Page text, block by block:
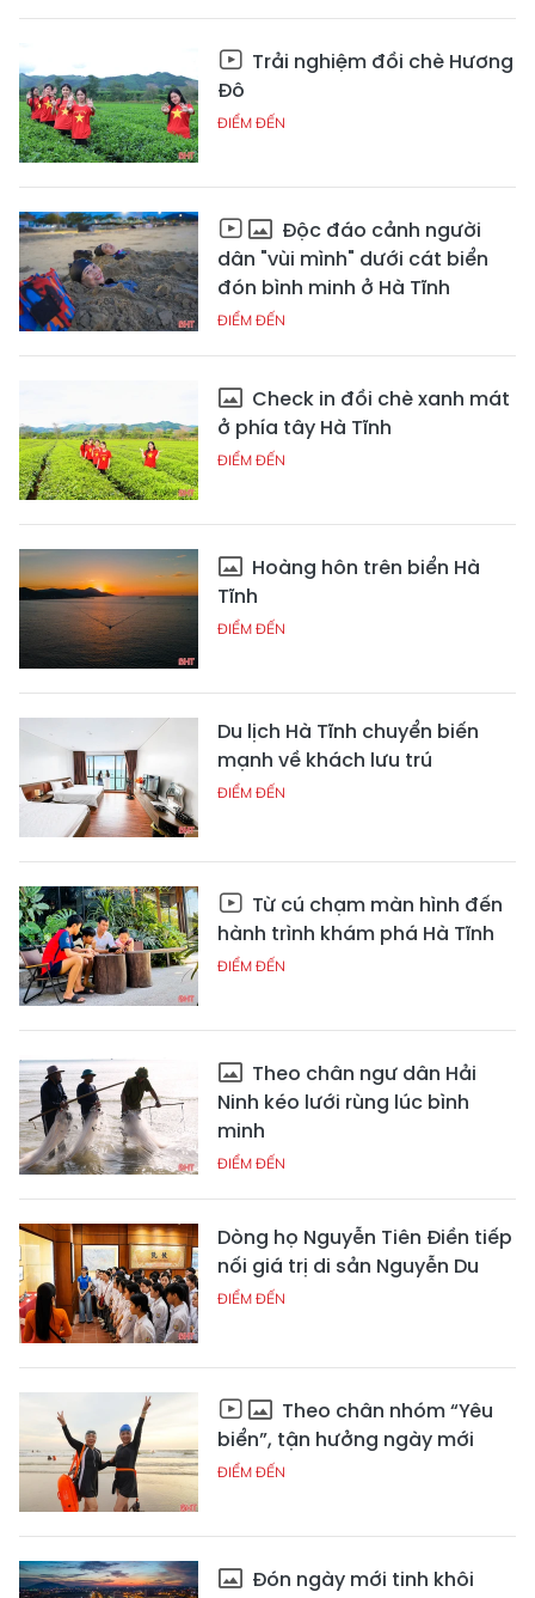
Trải nghiệm đồi chè Hương
Đô
ĐIỂM ĐẾN
Độc đáo cảnh người
dân "vùi mình" dưới cát biển
đón bình minh ở Hà Tĩnh
ĐIỂM ĐẾN
Check in đồi chè xanh mát
ở phía tây Hà Tĩnh
ĐIỂM ĐẾN
Hoàng hôn trên biển Hà
Tĩnh
ĐIỂM ĐẾN
Du lịch Hà Tĩnh chuyển biến
mạnh về khách lưu trú
ĐIỂM ĐẾN
Từ cú chạm màn hình đến
hành trình khám phá Hà Tĩnh
ĐIỂM ĐẾN
Theo chân ngư dân Hải
Ninh kéo lưới rùng lúc bình
minh
ĐIỂM ĐẾN
Dòng họ Nguyễn Tiên Điền tiếp
nối giá trị di sản Nguyễn Du
ĐIỂM ĐẾN
Theo chân nhóm “Yêu
biển”, tận hưởng ngày mới
ĐIỂM ĐẾN
Đón ngày mới tinh khôi